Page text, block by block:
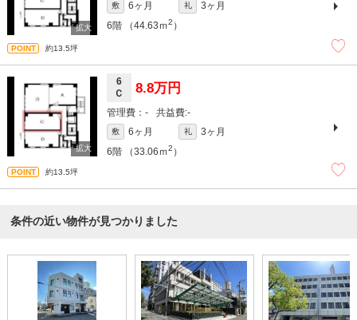
敷 6ヶ月 礼
3ヶ月
6階
（44.63ｍ2 ）
約13.5坪
6
Ｃ
8.8万円
- -
敷 6ヶ月 礼
3ヶ月
6階
（33.06ｍ2 ）
約13.5坪
条件の近い物件が見つかりました